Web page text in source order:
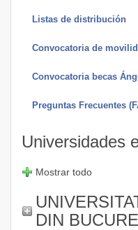
Listas de distribución
Convocatoria de
Convocatoria becas
Preguntas Frecuentes
Universidades
Mostrar todo
DIN